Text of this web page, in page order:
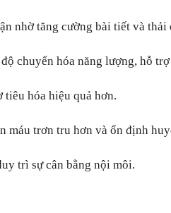
nhờ tăng cường bài tiết và thải
chuyển hóa năng lượng, hỗ
tiêu hóa hiệu quả hơn.
máu trơn tru hơn và ổn định
trì sự cân bằng nội môi.